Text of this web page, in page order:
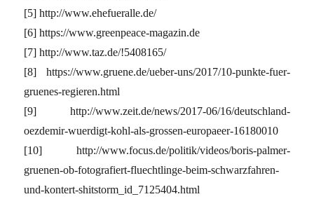
[5] http://www.ehefueralle.de/
[6] https://www.greenpeace-magazin.de
[7] http://www.taz.de/!5408165/
[8] https://www.gruene.de/ueber-uns/2017/10-punkte-fuer-
gruenes-regieren.html
[9] http://www.zeit.de/news/2017-06/16/deutschland-
oezdemir-wuerdigt-kohl-als-grossen-europaeer-16180010
[10] http://www.focus.de/politik/videos/boris-palmer-
gruenen-ob-fotografiert-fluechtlinge-beim-schwarzfahren-
und-kontert-shitstorm_id_7125404.html